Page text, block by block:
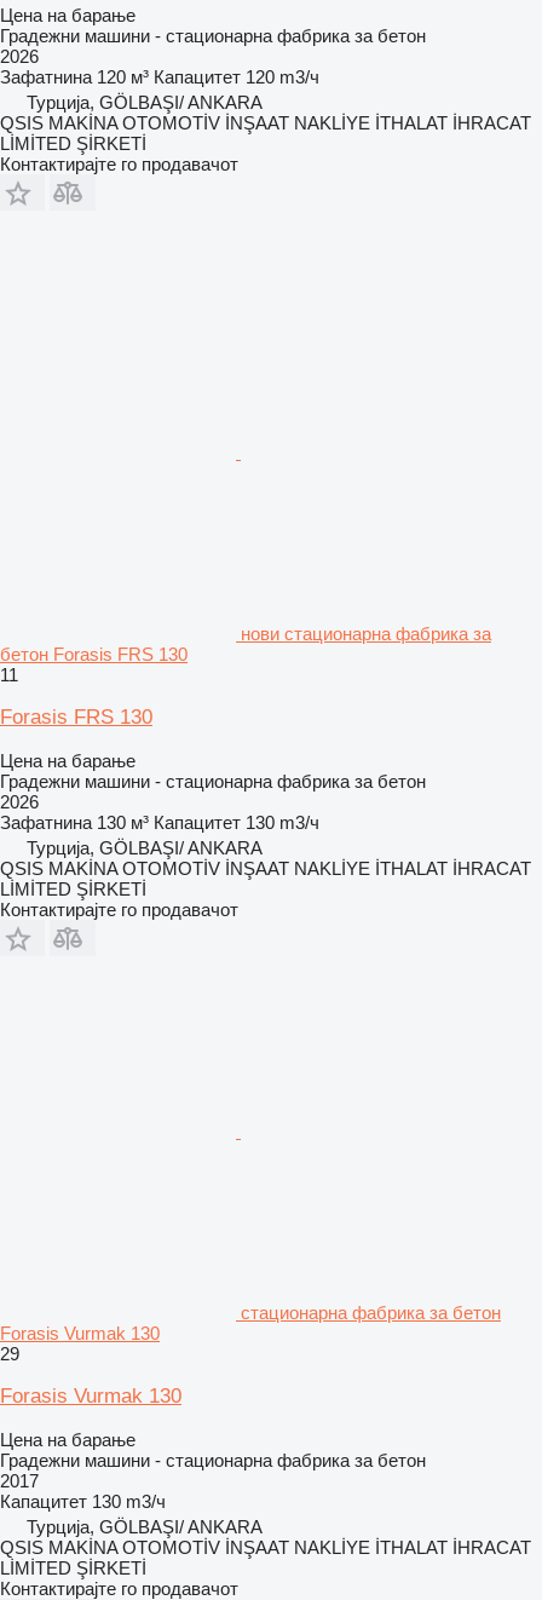
Цена на барање
Градежни машини - стационарна фабрика за бетон
2026
Зафатнина 120 м³ Капацитет 120 m3/ч
Турција, GÖLBAŞI/ ANKARA
QSIS MAKİNA OTOMOTİV İNŞAAT NAKLİYE İTHALAT İHRACAT
LİMİTED ŞİRKETİ
Контактирајте го продавачот
нови стационарна фабрика за
бетон Forasis FRS 130
11
Forasis FRS 130
Цена на барање
Градежни машини - стационарна фабрика за бетон
2026
Зафатнина 130 м³ Капацитет 130 m3/ч
Турција, GÖLBAŞI/ ANKARA
QSIS MAKİNA OTOMOTİV İNŞAAT NAKLİYE İTHALAT İHRACAT
LİMİTED ŞİRKETİ
Контактирајте го продавачот
стационарна фабрика за бетон
Forasis Vurmak 130
29
Forasis Vurmak 130
Цена на барање
Градежни машини - стационарна фабрика за бетон
2017
Капацитет 130 m3/ч
Турција, GÖLBAŞI/ ANKARA
QSIS MAKİNA OTOMOTİV İNŞAAT NAKLİYE İTHALAT İHRACAT
LİMİTED ŞİRKETİ
Контактирајте го продавачот